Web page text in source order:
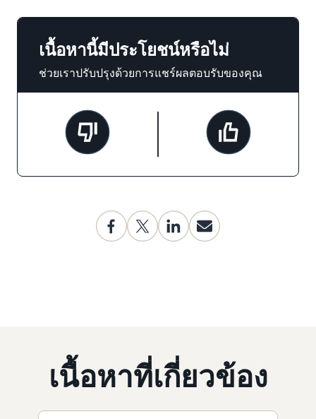
เนื้อหานี้มีประโยชน์หรือไม่
ช่วยเราปรับปรุงด้วยการแชร์ผลตอบรับของคุณ
เนื้อหาที่เกี่ยวข้อง